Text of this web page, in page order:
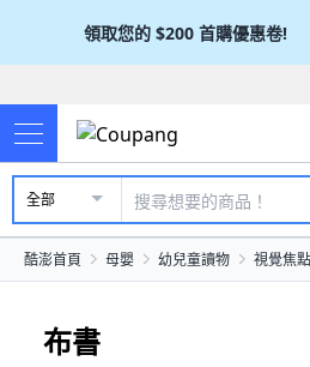
領取您的 $200 首購優惠卷!
全部
酷澎首頁 母嬰 幼兒童讀物 視覺焦
布書